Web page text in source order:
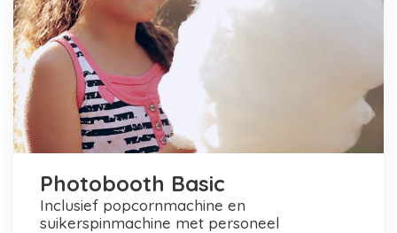
Photobooth Basic
inclusief popcornmachine en
suikerspinmachine met personeel